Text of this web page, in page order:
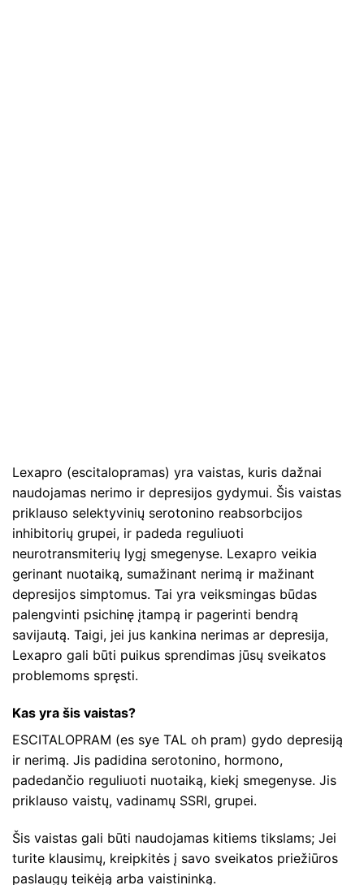
Lexapro (escitalopramas) yra vaistas, kuris dažnai
naudojamas nerimo ir depresijos gydymui. Šis vaistas
priklauso selektyvinių serotonino reabsorbcijos
inhibitorių grupei, ir padeda reguliuoti
neurotransmiterių lygį smegenyse. Lexapro veikia
gerinant nuotaiką, sumažinant nerimą ir mažinant
depresijos simptomus. Tai yra veiksmingas būdas
palengvinti psichinę įtampą ir pagerinti bendrą
savijautą. Taigi, jei jus kankina nerimas ar depresija,
Lexapro gali būti puikus sprendimas jūsų sveikatos
problemoms spręsti.
Kas yra šis vaistas?
ESCITALOPRAM (es sye TAL oh pram) gydo depresiją
ir nerimą. Jis padidina serotonino, hormono,
padedančio reguliuoti nuotaiką, kiekį smegenyse. Jis
priklauso vaistų, vadinamų SSRI, grupei.
Šis vaistas gali būti naudojamas kitiems tikslams; Jei
turite klausimų, kreipkitės į savo sveikatos priežiūros
paslaugų teikėją arba vaistininką.